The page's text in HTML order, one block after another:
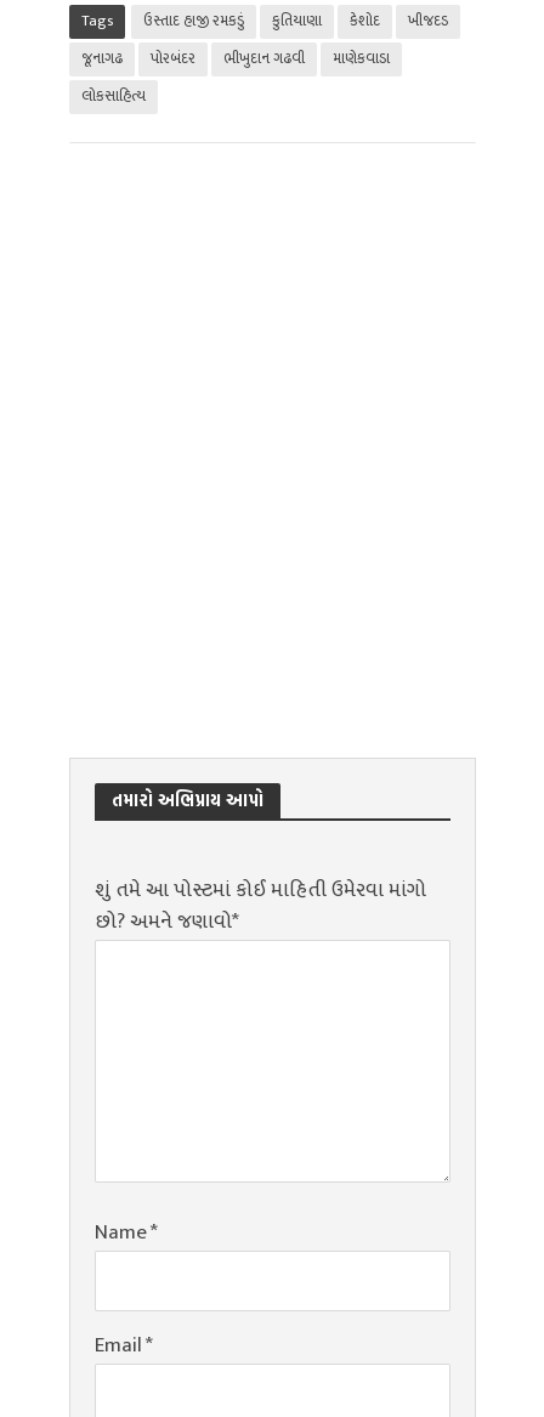
Tags ઉસ્તાદ હાજી રમકડું કુતિયાણા કેશોદ
ખીજદડ
જૂનાગઢ
પોરબંદર ભીખુદાન ગઢવી
માણેકવાડા
લોકસાહિત્ય
તમારો અભિપ્રાય આપો
શું તમે આ પોસ્ટમાં કોઈ માહિતી ઉમેરવા માંગો
છો? અમને જણાવો*
Name*
Email*